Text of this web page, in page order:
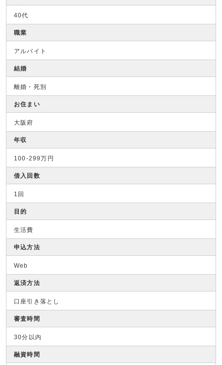
40代
職業
アルバイト
結婚
離婚・死別
お住まい
大阪府
年収
100-299万円
借入回数
1回
目的
生活費
申込方法
Web
返済方法
口座引き落とし
審査時間
30分以内
融資時間